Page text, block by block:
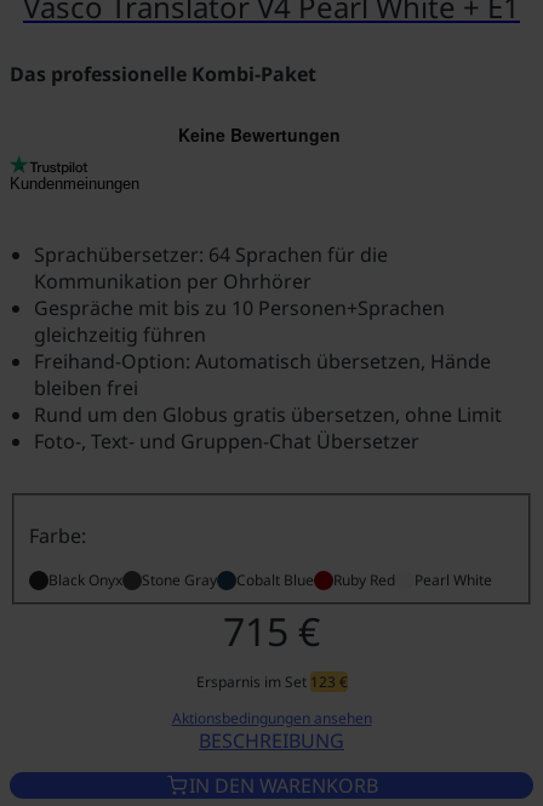
Das professionelle Kombi-Paket
Kundenmeinungen
Sprachübersetzer: 64 Sprachen für die
Kommunikation per Ohrhörer
Gespräche mit bis zu 10 Personen+Sprachen
gleichzeitig führen
Freihand-Option: Automatisch übersetzen, Hände
bleiben frei
Rund um den Globus gratis übersetzen, ohne Limit
Foto-, Text- und Gruppen-Chat Übersetzer
Farbe:
Black Onyx Stone Gray Cobalt Blue Ruby Red Pearl White
BESCHREIBUNGVASCO TRANSLATOR V4
715 €
Ersparnis im Set 123 €
Aktionsbedingungen ansehen
IN DEN WARENKORB